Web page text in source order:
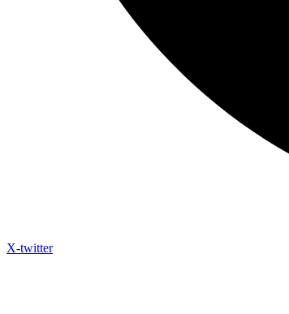
X-twitter